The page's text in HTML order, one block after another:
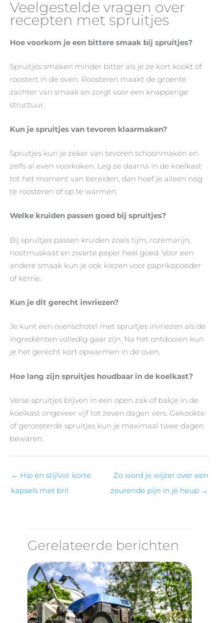
Veelgestelde vragen over
recepten met spruitjes
Hoe voorkom je een bittere smaak bij spruitjes?
Spruitjes smaken minder bitter als je ze kort kookt of
roostert in de oven. Roosteren maakt de groente
zachter van smaak en zorgt voor een knapperige
structuur.
Kun je spruitjes van tevoren klaarmaken?
Spruitjes kun je zeker van tevoren schoonmaken en
zelfs al even voorkoken. Leg ze daarna in de koelkast
tot het moment van bereiden, dan hoef je alleen nog
te roosteren of op te warmen.
Welke kruiden passen goed bij spruitjes?
Bij spruitjes passen kruiden zoals tijm, rozemarijn,
nootmuskaat en zwarte peper heel goed. Voor een
andere smaak kun je ook kiezen voor paprikapoeder
of kerrie.
Kun je dit gerecht invriezen?
Je kunt een ovenschotel met spruitjes invriezen als de
ingrediënten volledig gaar zijn. Na het ontdooien kun
je het gerecht kort opwarmen in de oven.
Hoe lang zijn spruitjes houdbaar in de koelkast?
Verse spruitjes blijven in een open zak of bakje in de
koelkast ongeveer vijf tot zeven dagen vers. Gekookte
of geroosterde spruitjes kun je maximaal twee dagen
bewaren.
← Hip en stijlvol: korte
kapsels met bril
Zo word je wijzer over een
zeurende pijn in je heup →
Gerelateerde berichten